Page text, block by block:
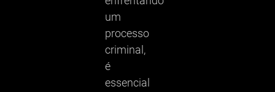
um
processo
criminal,
é
essencial